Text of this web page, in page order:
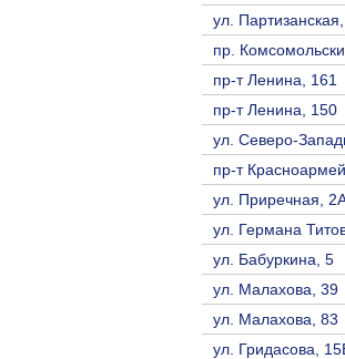
ул.
пр.
пр-т Ленина, 161
пр-т Ленина, 150
ул. Северо-
пр-т
ул. Приречная,
ул. Германа
ул. Бабуркина, 5
ул. Малахова, 39
ул. Малахова, 83
ул. Гридасова,